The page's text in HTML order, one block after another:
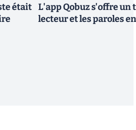
était L'app Qobuz s'offre un
lecteur et les paroles